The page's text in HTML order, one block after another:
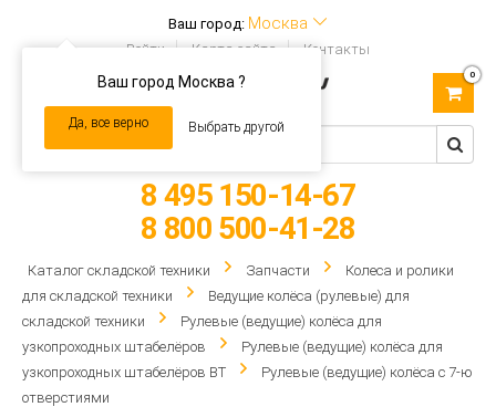
Ваш город: Москва
Ваш город Москва ?
Да, все верно Выбрать другой
Войти Карта сайта Контакты
navigation
0
8 495 150-14-67
8 800 500-41-28
Каталог складской техники Запчасти
Колеса и ролики
для складской техники
Ведущие колёса (рулевые) для
складской техники
Рулевые (ведущие) колёса для
узкопроходных штабелёров
Рулевые (ведущие) колёса для
узкопроходных штабелёров BT
Рулевые (ведущие) колёса с 7-ю
отверстиями